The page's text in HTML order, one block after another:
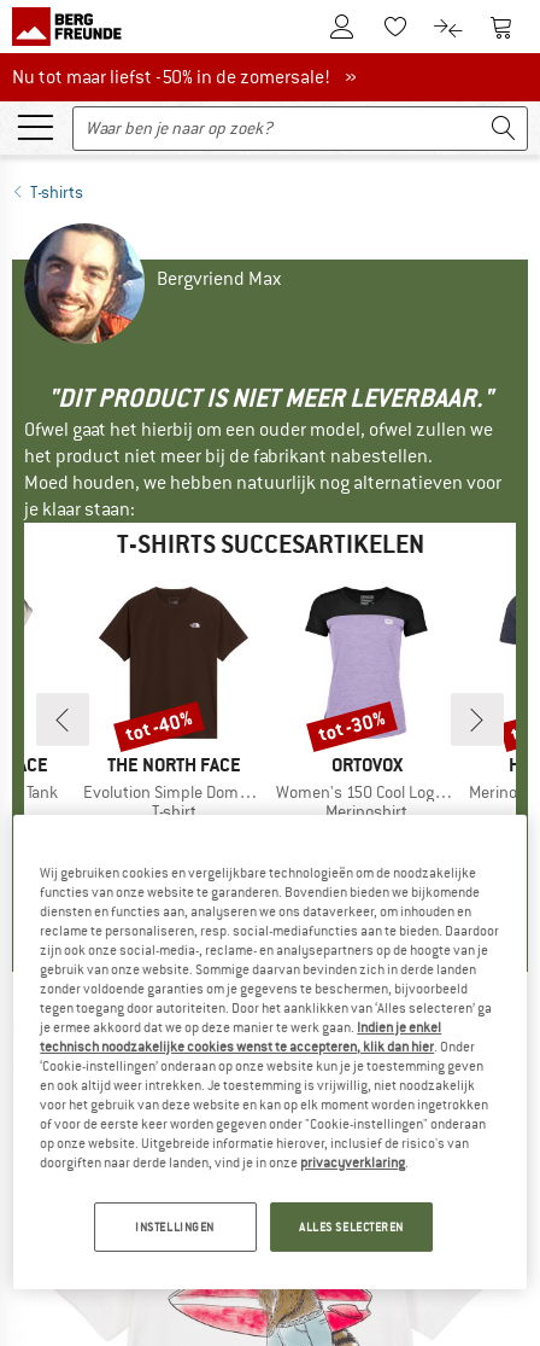
De klantenaccount
Naar deNaar de
Nu tot maar liefst -50% in de zomersale!
Nu tot maar liefst -50% in de zomersale! »
T-shirts
Bergvriend Max
"DIT PRODUCT IS NIET MEER LEVERBAAR."
Ofwel gaat het hierbij om een ouder model, ofwel zullen we
het product niet meer bij de fabrikant nabestellen.
Moed houden, we hebben natuurlijk nog alternatieven voor
je klaar staan:
T-SHIRTS SUCCESARTIKELEN
FACE
Tank
)
MERK
THE NORTH FACE
Artikel
Evolution Simple Dome Short Sleeve
Productgroep
T-shirt
+10
4,8(8)
Korting
tot -40%
MERK
ORTOVOX
Artikel
Women's 150 Cool Logo T-Shirt
Productgroep
Merinoshirt
4,7(24)
Korting
tot -30%
Artikel
MerinoMix150
tot
PICTURE - Kid's Rackurf Tee - T-shirt
(0)
Wij gebruiken cookies en vergelijkbare technologieën om de noodzakelijke
functies van onze website te garanderen. Bovendien bieden we bijkomende
diensten en functies aan, analyseren we ons dataverkeer, om inhouden en
reclame te personaliseren, resp. social-mediafuncties aan te bieden. Daardoor
zijn ook onze social-media-, reclame- en analysepartners op de hoogte van je
gebruik van onze website. Sommige daarvan bevinden zich in derde landen
zonder voldoende garanties om je gegevens te beschermen, bijvoorbeeld
tegen toegang door autoriteiten. Door het aanklikken van ‘Alles selecteren’ ga
je ermee akkoord dat we op deze manier te werk gaan. Indien je enkel
technisch noodzakelijke cookies wenst te accepteren, klik dan hier. Onder
‘Cookie-instellingen’ onderaan op onze website kun je je toestemming geven
en ook altijd weer intrekken. Je toestemming is vrijwillig, niet noodzakelijk
voor het gebruik van deze website en kan op elk moment worden ingetrokken
of voor de eerste keer worden gegeven onder "Cookie-instellingen" onderaan
op onze website. Uitgebreide informatie hierover, inclusief de risico's van
doorgiften naar derde landen, vind je in onze privacyverklaring.
INSTELLINGEN ALLES SELECTEREN